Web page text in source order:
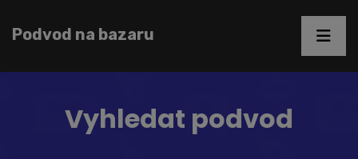
Podvod na bazaru
Vyhledat podvod